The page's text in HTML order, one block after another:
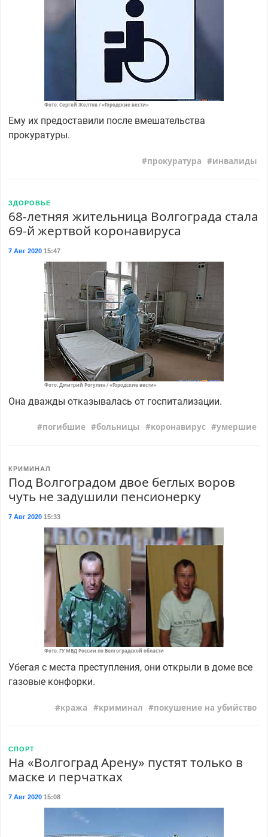
Фото: Сергей Желтов / «Городские вести»
Ему их предоставили после вмешательства
прокуратуры.
прокуратура инвалиды
ЗДОРОВЬЕ
68-летняя жительница Волгограда стала
69-й жертвой коронавируса
7 Авг 202015:47
Фото: Дмитрий Рогулин / «Городские вести»
Она дважды отказывалась от госпитализации.
погибшие больницы коронавирус умершие
КРИМИНАЛ
Под Волгоградом двое беглых воров
чуть не задушили пенсионерку
7 Авг 202015:33
Фото: ГУ МВД России по Волгоградской области
Убегая с места преступления, они открыли в доме все
газовые конфорки.
кража криминал покушение на убийство
СПОРТ
На «Волгоград Арену» пустят только в
маске и перчатках
7 Авг 202015:08